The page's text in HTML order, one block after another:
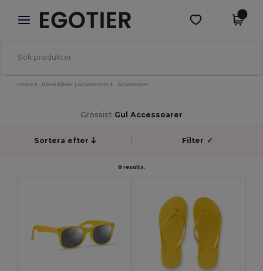
× Egotier-app
Bättre priser i appen!
Hämta app
Home Blank kläder | Accessoarer Accessoarer
Grossist Gul Accessoarer
Sortera efter Filter ✓
8 results.